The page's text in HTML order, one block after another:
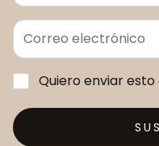
Quiero enviar